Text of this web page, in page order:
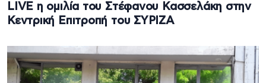
LIVE η ομιλία του Στέφανου Κασσελάκη στην
Κεντρική Επιτροπή του ΣΥΡΙΖΑ